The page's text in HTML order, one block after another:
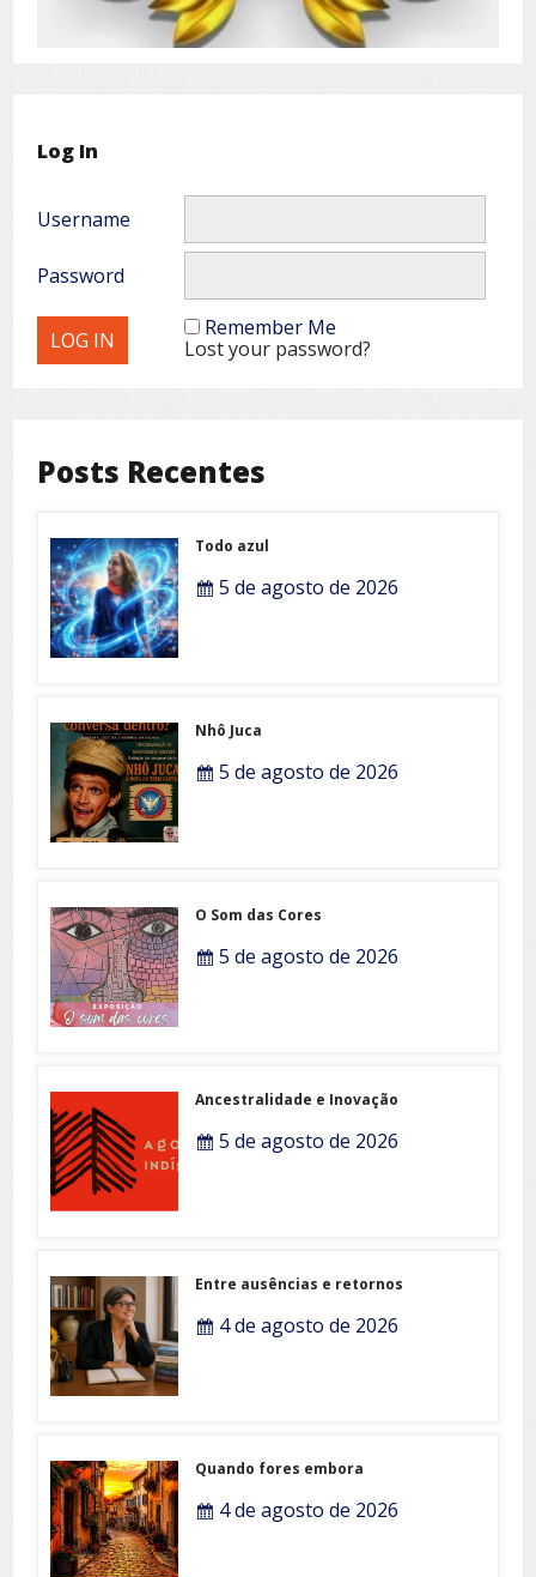
Log In
Username
Password
Remember Me
Lost your password?
Posts Recentes
Todo azul
5 de agosto de 2026
Nhô Juca
5 de agosto de 2026
O Som das Cores
5 de agosto de 2026
Ancestralidade e Inovação
5 de agosto de 2026
Entre ausências e retornos
4 de agosto de 2026
Quando fores embora
4 de agosto de 2026